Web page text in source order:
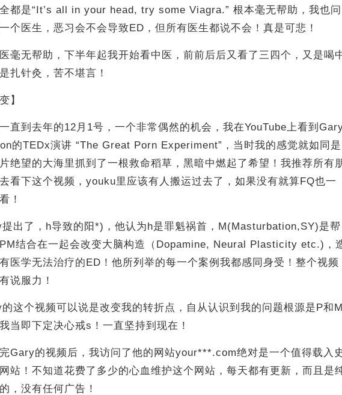
都是“It’s all in your head, try some Viagra.” 根本毫无帮助，我也问
个医生，恶习会不会导致ED，但所有医生都说不会！真是可悲！
毫无帮助，下半年起我开始看中医，前前后后又看了三四个，又是喝
扎针灸，苦不堪言！
】
直到去年的12月1号，一个非常偶然的机会，我在YouTube上看到
的TEDx演讲 “The Great Porn Experiment”，当时我的感觉就如同是
绝望的大海里抓到了一根救命稻草，黑暗中燃起了希望！我推荐所有
看下这个视频，youku里应该有人搬运过去了，如果没有就算FQ也一
！
出了，h导致的阳*)，他认为h是罪魁祸首，M(Masturbation,SY)是帮
结合在一起会改变大脑构造（Dopamine, Neural Plasticity etc.)，
医学无法治疗的ED！他所列举的每一个案例我都感同身受！整个视频
说服力！
这个视频可以说是改变我的转折点，自从认识到我的问题根源是P和M
当即下定决心戒s！一直坚持到现在！
Gary的视频后，我访问了他的网站your***.com绝对是一个值得载入
站！不知道花费了多少的心血维护这个网站，每天都有更新，而且是
，没有任何广告！